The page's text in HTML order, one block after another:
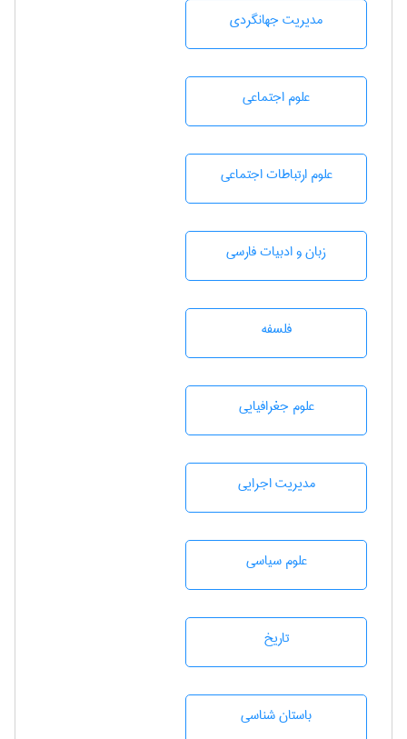
مديريت جهانگردی
علوم اجتماعی
علوم ارتباطات اجتماعی
زبان و ادبيات فارسی
فلسفه
علوم جغرافيايی
مديريت اجرايی
علوم سياسی
تاريخ
باستان شناسی